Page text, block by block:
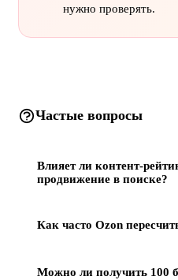
нужно проверять.
Частые вопросы
Влияет ли контент-
продвижение в поиске?
Как часто Ozon
Можно ли получить 100